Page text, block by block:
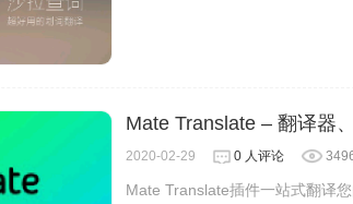
没有像Google翻译那样内置单词翻译，这
翻译结果转成TXT文档，保存、分享都很方
Mate Translate – 翻译器
2020-02-29 0 人评论
Mate Translate插件一站式翻译